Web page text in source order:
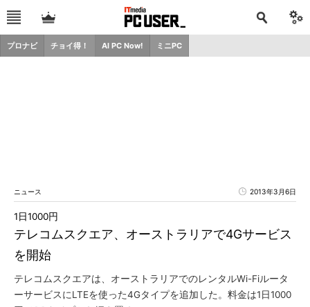
プロナビ チョイ得！ AI PC Now! ミニPC
ニュース 2013年3月6日
テレコムスクエア、オーストラリアで4Gサービス
を開始
1日1000円
テレコムスクエアは、オーストラリアでのレンタルWi-Fiルータ
ーサービスにLTEを使った4Gタイプを追加した。料金は1日1000